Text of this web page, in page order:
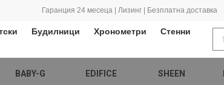
Гаранция 24 месеца | Лизинг | Безплатна доставка
Будилници Хронометри
Стенни
BABY-G EDIFICE SHEEN